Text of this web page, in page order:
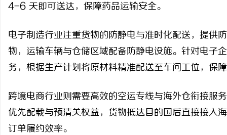
4-6 天即可送达，保障药品运输安全。
电子制造行业注重货物的防静电与准时化配送，提供
物，运输车辆与仓储区域配备防静电设施。针对电子
务，根据生产计划将原材料精准配送至车间工位，保
跨境电商行业则需要高效的空运专线与海外仓衔接服
优先配载与预清关权益，货物抵达目的国后直接接
订单履约效率。